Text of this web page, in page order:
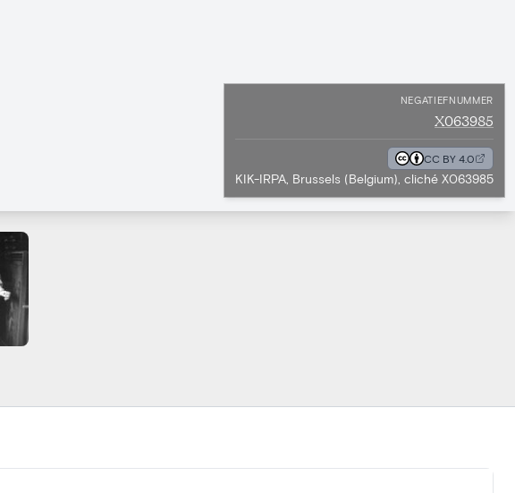
NEGATIEFNUMMER
X063985
CC BY 4.0
KIK-IRPA, Brussels (Belgium), cliché X063985